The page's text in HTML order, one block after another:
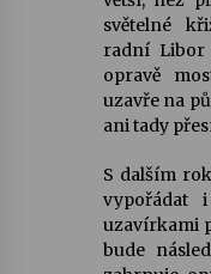
světelné
radní
opravě
uzavře na
ani tady
S dalším
uzavírkami
bude